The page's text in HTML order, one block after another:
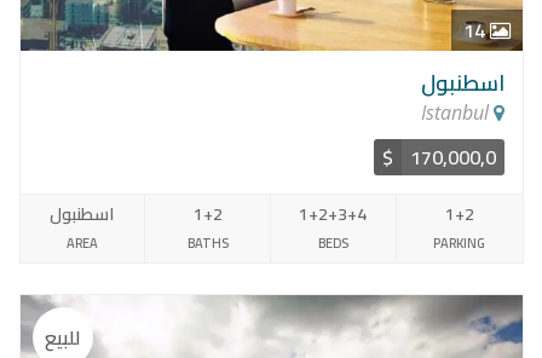
14
اسطنبول
Istanbul
170,000,0
$
اسطنبول
AREA
1+2
BATHS
1+2+3+4
BEDS
1+2
PARKING
للبيع